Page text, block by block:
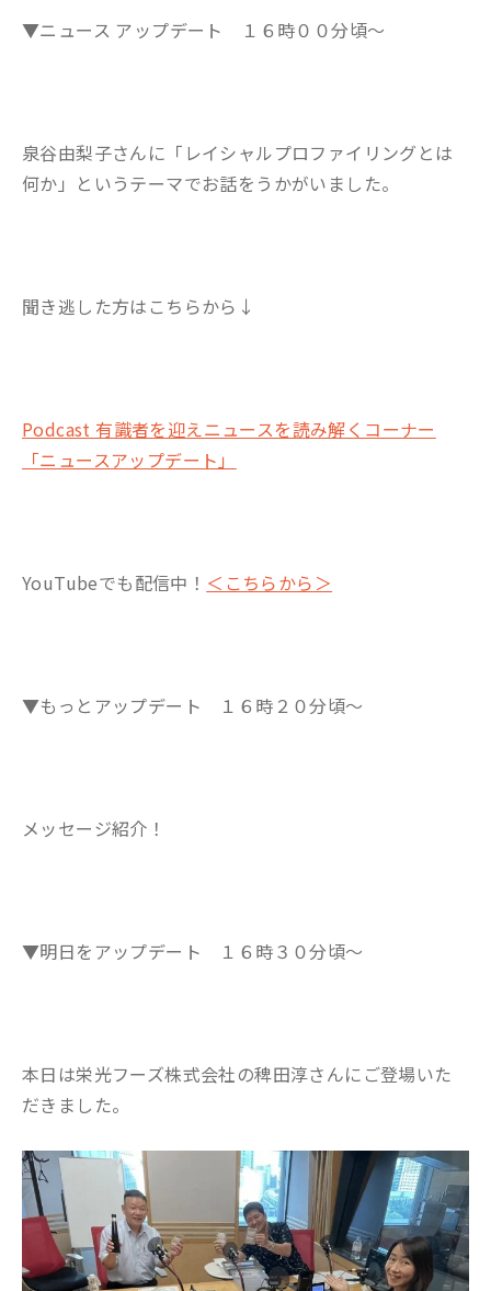
▼ニュース アップデート １６時００分頃～
泉谷由梨子さんに「レイシャルプロファイリングとは
何か」というテーマでお話をうかがいました。
聞き逃した方はこちらから↓
Podcast 有識者を迎えニュースを読み解くコーナー
「ニュースアップデート」
YouTubeでも配信中！ ＜こちらから＞
▼もっとアップデート １６時２０分頃～
メッセージ紹介！
▼明日をアップデート １６時３０分頃～
本日は栄光フーズ株式会社の稗田淳さんにご登場いた
だきました。